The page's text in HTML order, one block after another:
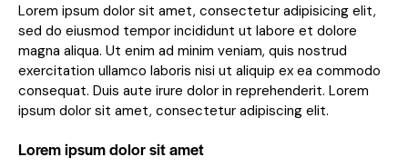
Lorem ipsum dolor sit amet, consectetur adipisicing elit,
sed do eiusmod tempor incididunt ut labore et dolore
magna aliqua. Ut enim ad minim veniam, quis nostrud
exercitation ullamco laboris nisi ut aliquip ex ea commodo
consequat. Duis aute irure dolor in reprehenderit. Lorem
ipsum dolor sit amet, consectetur adipiscing elit.
Lorem ipsum dolor sit amet